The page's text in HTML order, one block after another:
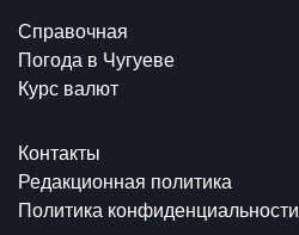
Справочная
Погода в Чугуеве
Курс валют
Контакты
Редакционная политика
Политика конфиденциальности